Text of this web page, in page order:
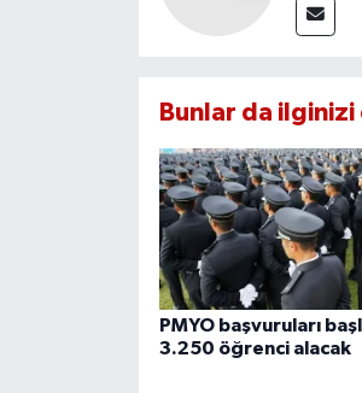
Bunlar da
PMYO başvuruları
3.250 öğrenci alacak